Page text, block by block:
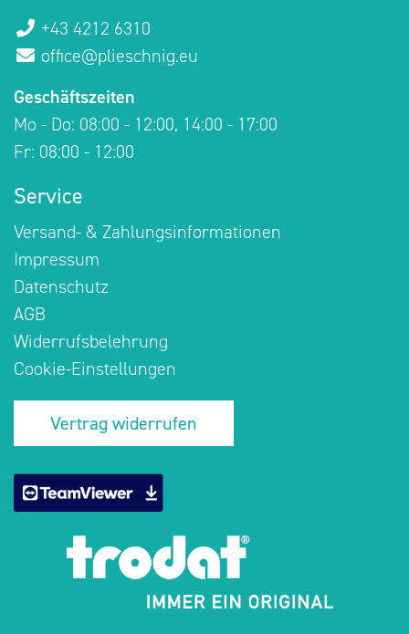
+43 4212 6310
office@plieschnig.eu
Geschäftszeiten
Mo - Do: 08:00 - 12:00, 14:00 - 17:00
Fr: 08:00 - 12:00
Service
Versand- & Zahlungsinformationen
Impressum
Datenschutz
AGB
Widerrufsbelehrung
Cookie-Einstellungen
Vertrag widerrufen